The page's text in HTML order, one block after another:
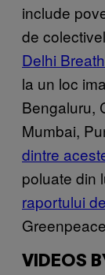
include
de
Delhi
la un loc
Bengaluru,
Mumbai,
dintre
poluate din
raportului
VIDEOS